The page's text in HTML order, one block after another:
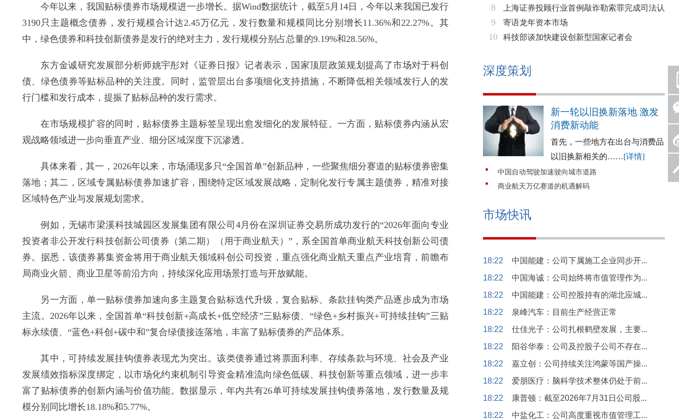
今年以来，我国贴标债券市场规模进一步增长。据Wind数据统计，截至5月14日，今年以来我国已发行
3190只主题概念债券，发行规模合计达2.45万亿元，发行数量和规模同比分别增长11.36%和22.27%。其
中，绿色债券和科技创新债券是发行的绝对主力，发行规模分别占总量的9.19%和28.56%。
东方金诚研究发展部分析师姚宇彤对《证券日报》记者表示，国家顶层政策规划提高了市场对于科创
债、绿色债券等贴标品种的关注度。同时，监管层出台多项细化支持措施，不断降低相关领域发行人的发
行门槛和发行成本，提振了贴标品种的发行需求。
在市场规模扩容的同时，贴标债券主题标签呈现出愈发细化的发展特征。一方面，贴标债券内涵从宏
观战略领域进一步向垂直产业、细分区域深度下沉渗透。
具体来看，其一，2026年以来，市场涌现多只“全国首单”创新品种，一些聚焦细分赛道的贴标债券密集
落地；其二，区域专属贴标债券加速扩容，围绕特定区域发展战略，定制化发行专属主题债券，精准对接
区域特色产业与发展规划需求。
例如，无锡市梁溪科技城园区发展集团有限公司4月份在深圳证券交易所成功发行的“2026年面向专业
投资者非公开发行科技创新公司债券（第二期）（用于商业航天）”，系全国首单商业航天科技创新公司债
券。据悉，该债券募集资金将用于商业航天领域科创公司投资，重点强化商业航天重点产业培育，前瞻布
局商业火箭、商业卫星等前沿方向，持续深化应用场景打造与开放赋能。
另一方面，单一贴标债券加速向多主题复合贴标迭代升级，复合贴标、条款挂钩类产品逐步成为市场
主流。2026年以来，全国首单“科技创新+高成长+低空经济”三贴标债、“绿色+乡村振兴+可持续挂钩”三贴
标永续债、“蓝色+科创+碳中和”复合绿债接连落地，丰富了贴标债券的产品体系。
其中，可持续发展挂钩债券表现尤为突出。该类债券通过将票面利率、存续条款与环境、社会及产业
发展绩效指标深度绑定，以市场化约束机制引导资金精准流向绿色低碳、科技创新等重点领域，进一步丰
富了贴标债券的创新内涵与价值功能。数据显示，年内共有26单可持续发展挂钩债券落地，发行数量及规
模分别同比增长18.18%和5.77%。
8
9
10
市场秩序”答记者问
上海证券投顾行业首例敲诈勒索罪完成司法认
定 司法机关重拳打击“职业索赔人”
寄语龙年资本市场
科技部谈加快建设创新型国家记者会
深度策划
新一轮以旧换新落地 激发
消费新动能
首先，一些地方在出台与消费品
以旧换新相关的……[详情]
中国自动驾驶加速驶向城市道路
商业航天万亿赛道的机遇解码
市场快讯
18:22
中国能建：公司下属施工企业同步开...
18:22
中国海诚：公司始终将市值管理作为...
18:22
中国能建：公司控股持有的湖北应城...
18:22
泉峰汽车：目前生产经营正常
18:22
仕佳光子：公司扎根鹤壁发展，主要...
18:22
阳谷华泰：公司及控股子公司不存在...
18:22
嘉立创：公司持续关注鸿蒙等国产操...
18:22
爱朋医疗：脑科学技术整体仍处于前...
18:22
康普顿：截至2026年7月31日公司股...
18:22
中盐化工：公司高度重视市值管理工...